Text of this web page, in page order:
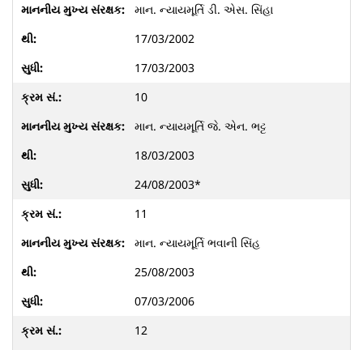
માન. ન્યાયમૂર્તિ ડી. એસ. સિંહા
17/03/2002
17/03/2003
10
માન. ન્યાયમૂર્તિ જે. એન. ભટ્ટ
18/03/2003
24/08/2003*
11
માન. ન્યાયમૂર્તિ ભવાની સિંહ
25/08/2003
07/03/2006
12